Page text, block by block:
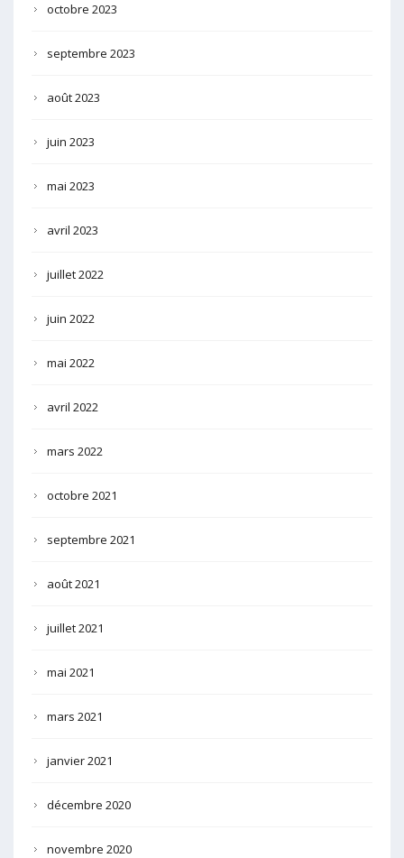
octobre 2023
septembre 2023
août 2023
juin 2023
mai 2023
avril 2023
juillet 2022
juin 2022
mai 2022
avril 2022
mars 2022
octobre 2021
septembre 2021
août 2021
juillet 2021
mai 2021
mars 2021
janvier 2021
décembre 2020
novembre 2020